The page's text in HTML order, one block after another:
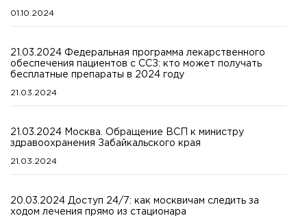
01.10.2024
21.03.2024 Федеральная программа лекарственного
обеспечения пациентов с ССЗ: кто может получать
бесплатные препараты в 2024 году
21.03.2024
21.03.2024 Москва. Обращение ВСП к министру
здравоохранения Забайкальского края
21.03.2024
20.03.2024 Доступ 24/7: как москвичам следить за
ходом лечения прямо из стационара